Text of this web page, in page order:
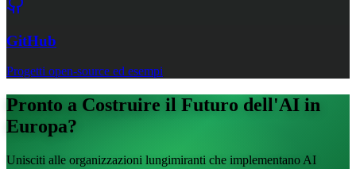
GitHub
Progetti open-source ed esempi
Pronto a Costruire il Futuro dell'AI in
Europa?
Unisciti alle organizzazioni lungimiranti che implementano AI